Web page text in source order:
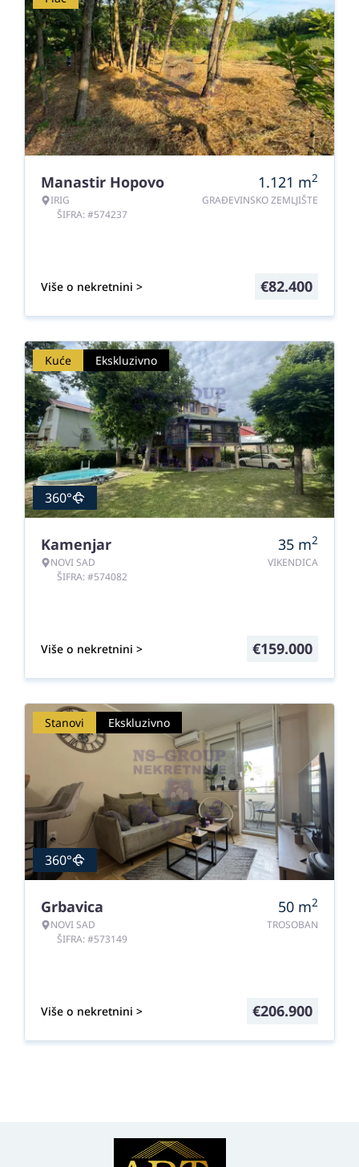
Manastir Hopovo
IRIG
ŠIFRA: #574237
1.121 m2
GRAĐEVINSKO ZEMLJIŠTE
Više o nekretnini > €82.400
Kuće Ekskluzivno
360°
Kamenjar
NOVI SAD
ŠIFRA: #574082
35 m2
VIKENDICA
Više o nekretnini > €159.000
Stanovi Ekskluzivno
360°
Grbavica
NOVI SAD
ŠIFRA: #573149
50 m2
TROSOBAN
Više o nekretnini > €206.900